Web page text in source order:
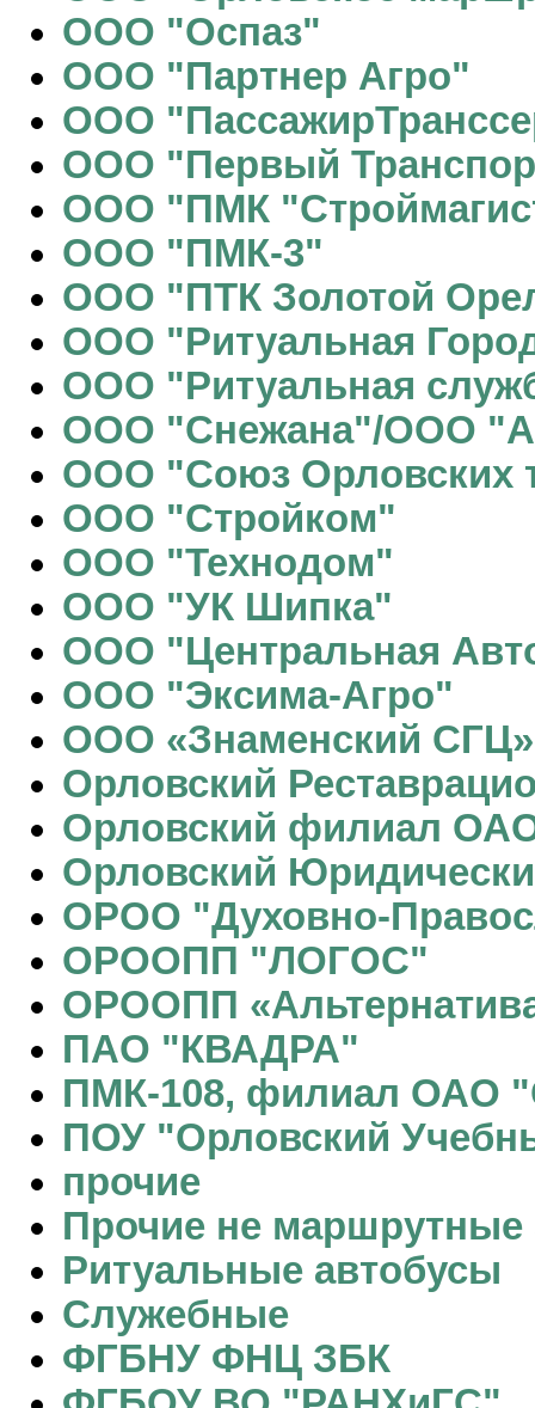
ООО "Оспаз"
ООО "Партнер Агро"
ООО
ООО "Первый
ООО "ПМК
ООО "ПМК-3"
ООО "ПТК Золотой
ООО "Ритуальная
ООО "Ритуальная
ООО "Снежана"/ООО
ООО "Союз Орловских
ООО "Стройком"
ООО "Технодом"
ООО "УК Шипка"
ООО "Центральная
ООО "Эксима-Агро"
ООО «Знаменский СГЦ»
Орловский
Орловский филиал
Орловский
ОРОО "Духовно-
ОРООПП "ЛОГОС"
ОРООПП
ПАО "КВАДРА"
ПМК-108, филиал ОАО
ПОУ "Орловский
прочие
Прочие не маршрутные
Ритуальные автобусы
Служебные
ФГБНУ ФНЦ ЗБК